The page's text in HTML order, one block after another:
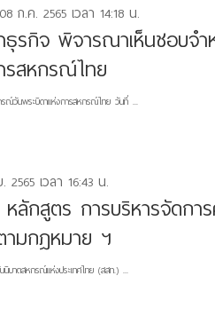
ก.ค. 2565 เวลา 14:18 น.
รกิจ พิจารณาเห็นชอบจำ
รสหกรณ์ไทย
ณ์วันพระบิดาแห่งการสหกรณ์ไทย วันที่ ...
เวลา 16:43 น.
ลักสูตร การบริหารจัดกา
ามกฎหมาย ฯ
าตสหกรณ์แห่งประเทศไทย (สสท.) ...